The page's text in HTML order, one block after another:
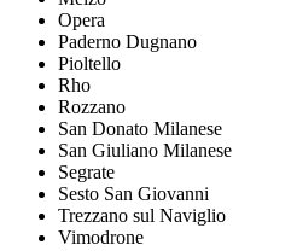
Opera
Paderno Dugnano
Pioltello
Rho
Rozzano
San Donato Milanese
San Giuliano Milanese
Segrate
Sesto San Giovanni
Trezzano sul Naviglio
Vimodrone